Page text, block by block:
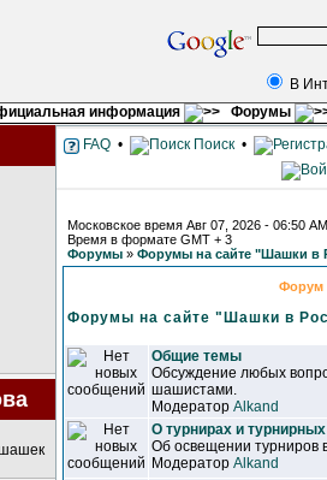
В
информация Форумы
FAQ • Поиск •
Московское время Авг 07, 2026 - 06:50 AM
Время в формате GMT + 3
Форумы » Форумы на сайте "Шашки в
Форум
Форумы на сайте "Шашки в
Общие темы
Обсуждение любых
шашистами.
Модератор Alkand
О турнирах и
Об освещении турниров
Модератор Alkand